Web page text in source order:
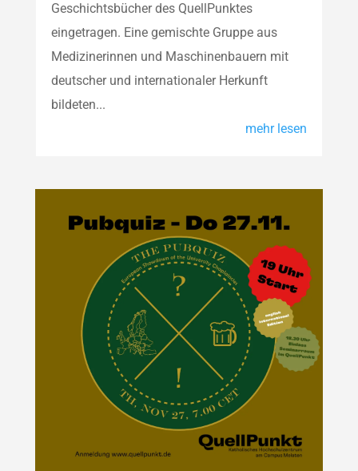
Geschichtsbücher des QuellPunktes
eingetragen. Eine gemischte Gruppe aus
Medizinerinnen und Maschinenbauern mit
deutscher und internationaler Herkunft
bildeten...
mehr lesen